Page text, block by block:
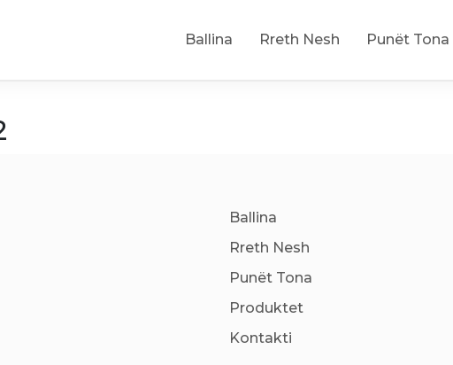
Ballina Rreth Nesh Punët Tona
Ballina
Rreth Nesh
Punët Tona
Produktet
Kontakti